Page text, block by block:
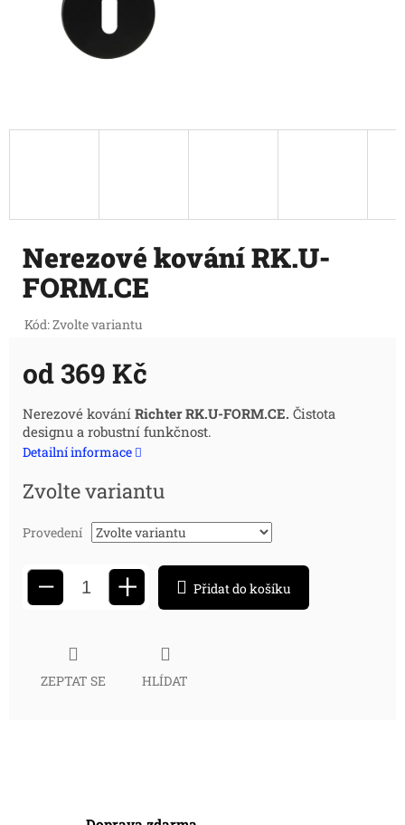
Nerezové kování RK.U-
FORM.CE
Kód:Zvolte variantu
od369 Kč
Měrná
cena:
Nerezové kování Richter RK.U-FORM.CE. Čistota
designu a robustní funkčnost.
Detailní informace
Zvolte variantu
Provedení
− + Přidat do košíku
ZEPTAT SE HLÍDAT